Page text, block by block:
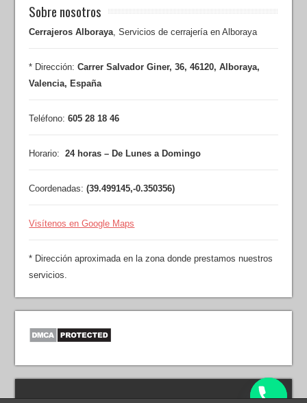
Sobre nosotros
Cerrajeros Alboraya ,Servicios de cerrajería en Alboraya
* Dirección: Carrer Salvador Giner, 36,46120,Alboraya,
Valencia, España
Teléfono:605 28 18 46
Horario: 24 horas – De Lunes a Domingo
Coordenadas:(39.499145,-0.350356)
Visítenos en Google Maps
* Dirección aproximada en la zona donde prestamos nuestros
servicios.